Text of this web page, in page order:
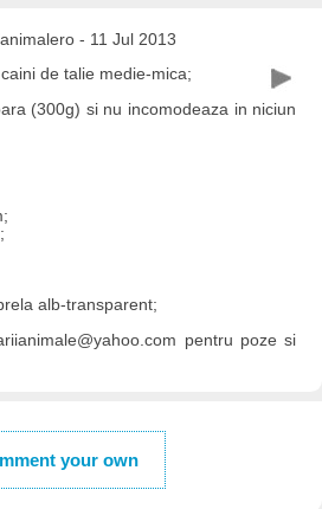
- 11 Jul 2013
de talie medie-mica;
(300g) si nu incomodeaza in niciun
alb-transparent;
pentru poze si
your own